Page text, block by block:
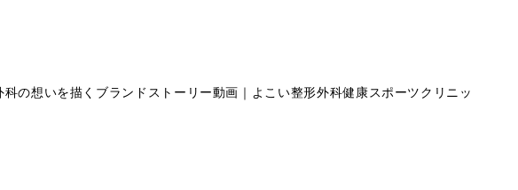
の想いを描くブランドストーリー動画｜よこい整形外科健康スポーツクリニッ